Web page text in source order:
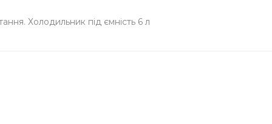
Холодильник під ємність 6 л